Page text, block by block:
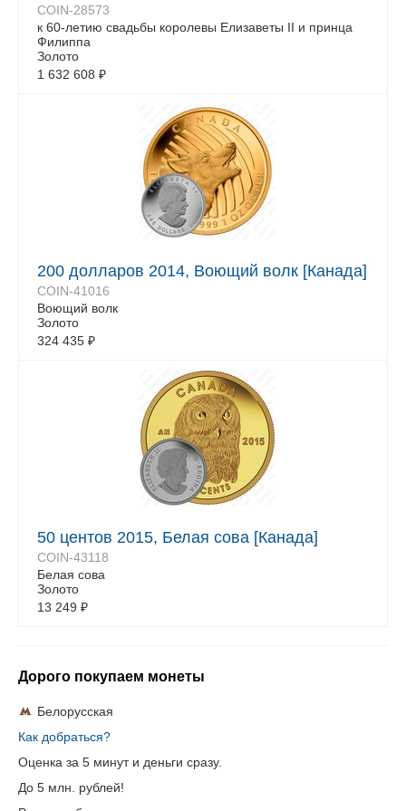
COIN-28573
к 60-летию свадьбы королевы Елизаветы II и принца
Филиппа
Золото
1 632 608 ₽
200 долларов 2014, Воющий волк [Канада]
COIN-41016
Воющий волк
Золото
324 435 ₽
50 центов 2015, Белая сова [Канада]
COIN-43118
Белая сова
Золото
13 249 ₽
Дорого покупаем монеты
Белорусская
Как добраться?
Оценка за 5 минут и деньги сразу.
До 5 млн. рублей!